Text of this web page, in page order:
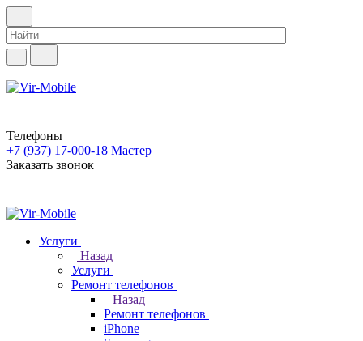
Телефоны
+7 (937) 17-000-18 Мастер
Заказать звонок
Услуги
Назад
Услуги
Ремонт телефонов
Назад
Ремонт телефонов
iPhone